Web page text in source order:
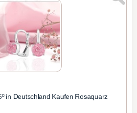
in Deutschland Kaufen Rosaquarz